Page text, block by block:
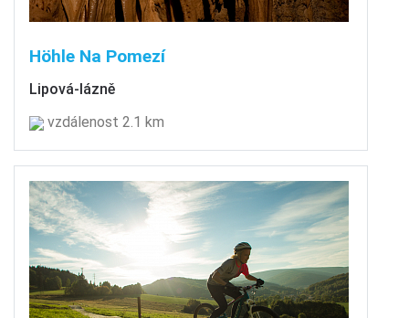
Höhle Na Pomezí
Lipová-lázně
vzdálenost 2.1 km